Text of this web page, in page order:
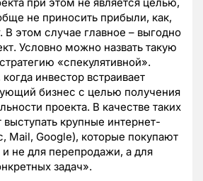
при этом не является целью,
не приносить прибыли, как,
этом случае главное – выгодно
Условно можно назвать такую
«спекулятивной».
когда инвестор встраивает
бизнес с целью получения
проекта. В качестве таких
выступать крупные интернет-
Mail, Google), которые покупают
не для перепродажи, а для
задач».